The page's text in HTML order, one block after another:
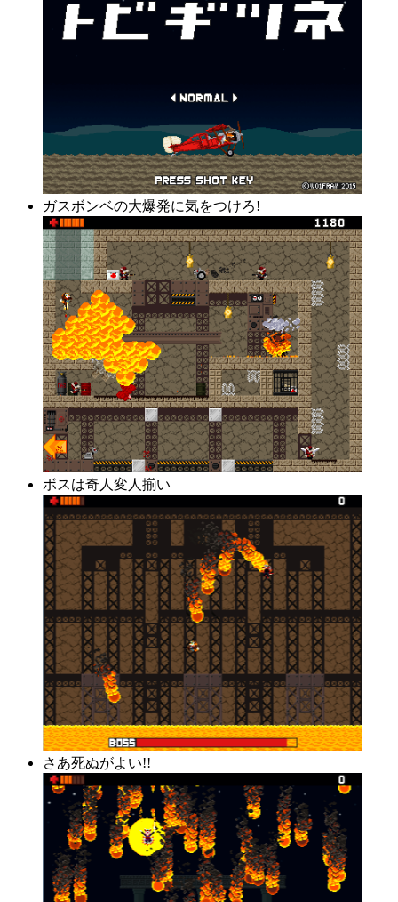
ガスボンベの大爆発に気をつけろ!
ボスは奇人変人揃い
さあ死ぬがよい!!